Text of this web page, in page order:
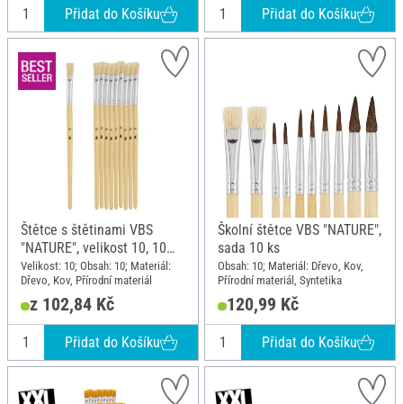
Přidat do Košíku Přidat do Košíku
Štětce s štětinami VBS
"NATURE", velikost 10, 10
kusů
Velikost: 10; Obsah: 10; Materiál:
Dřevo, Kov, Přírodní materiál
z 102,84 Kč
Přidat do Košíku
Školní štětce VBS "NATURE",
sada 10 ks
Obsah: 10; Materiál: Dřevo, Kov,
Přírodní materiál, Syntetika
120,99 Kč
Přidat do Košíku